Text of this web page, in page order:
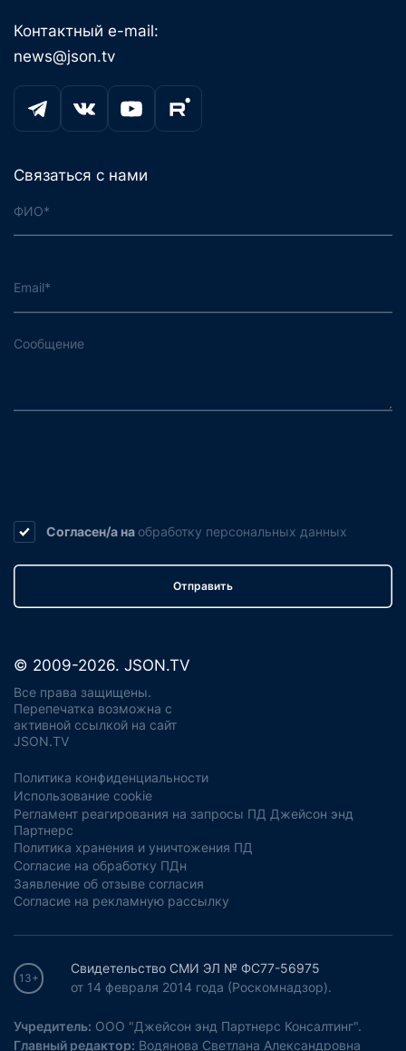
Контактный e-mail:
news@json.tv
Связаться с нами
Согласен/а на обработку персональных данных
Отправить
© 2009-2026. JSON.TV
Все права защищены.
Перепечатка возможна с
активной ссылкой на сайт
JSON.TV
Политика конфиденциальности
Использование cookie
Регламент реагирования на запросы ПД Джейсон энд
Партнерс
Политика хранения и уничтожения ПД
Согласие на обработку ПДн
Заявление об отзыве согласия
Согласие на рекламную рассылку
13+
Свидетельство СМИ ЭЛ № ФС77-56975
от 14 февраля 2014 года (Роскомнадзор).
Учредитель: ООО "Джейсон энд Партнерс Консалтинг".
Главный редактор: Водянова Светлана Александровна